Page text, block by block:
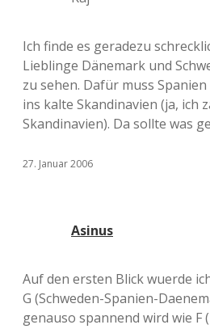
Ich finde es geradezu
Lieblinge Dänemark und
zu sehen. Dafür muss
ins kalte Skandinavien (ja, ich
Skandinavien). Da sollte was
27. Januar 2006
Asinus
Auf den ersten Blick wuerde
G (Schweden-Spanien-
genauso spannend wird wie F